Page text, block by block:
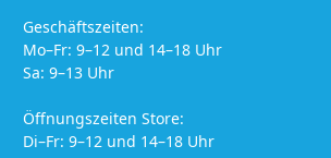
Geschäftszeiten:
Mo–Fr: 9–12 und 14–18 Uhr
Sa: 9–13 Uhr
Öffnungszeiten Store:
Di–Fr: 9–12 und 14–18 Uhr